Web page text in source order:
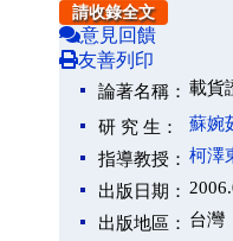
請收錄全文
意見回饋
友善列印
論著名稱： 載貨
研 究 生：
蘇婉
指導教授： 柯澤
出版日期：
出版地區： 台灣